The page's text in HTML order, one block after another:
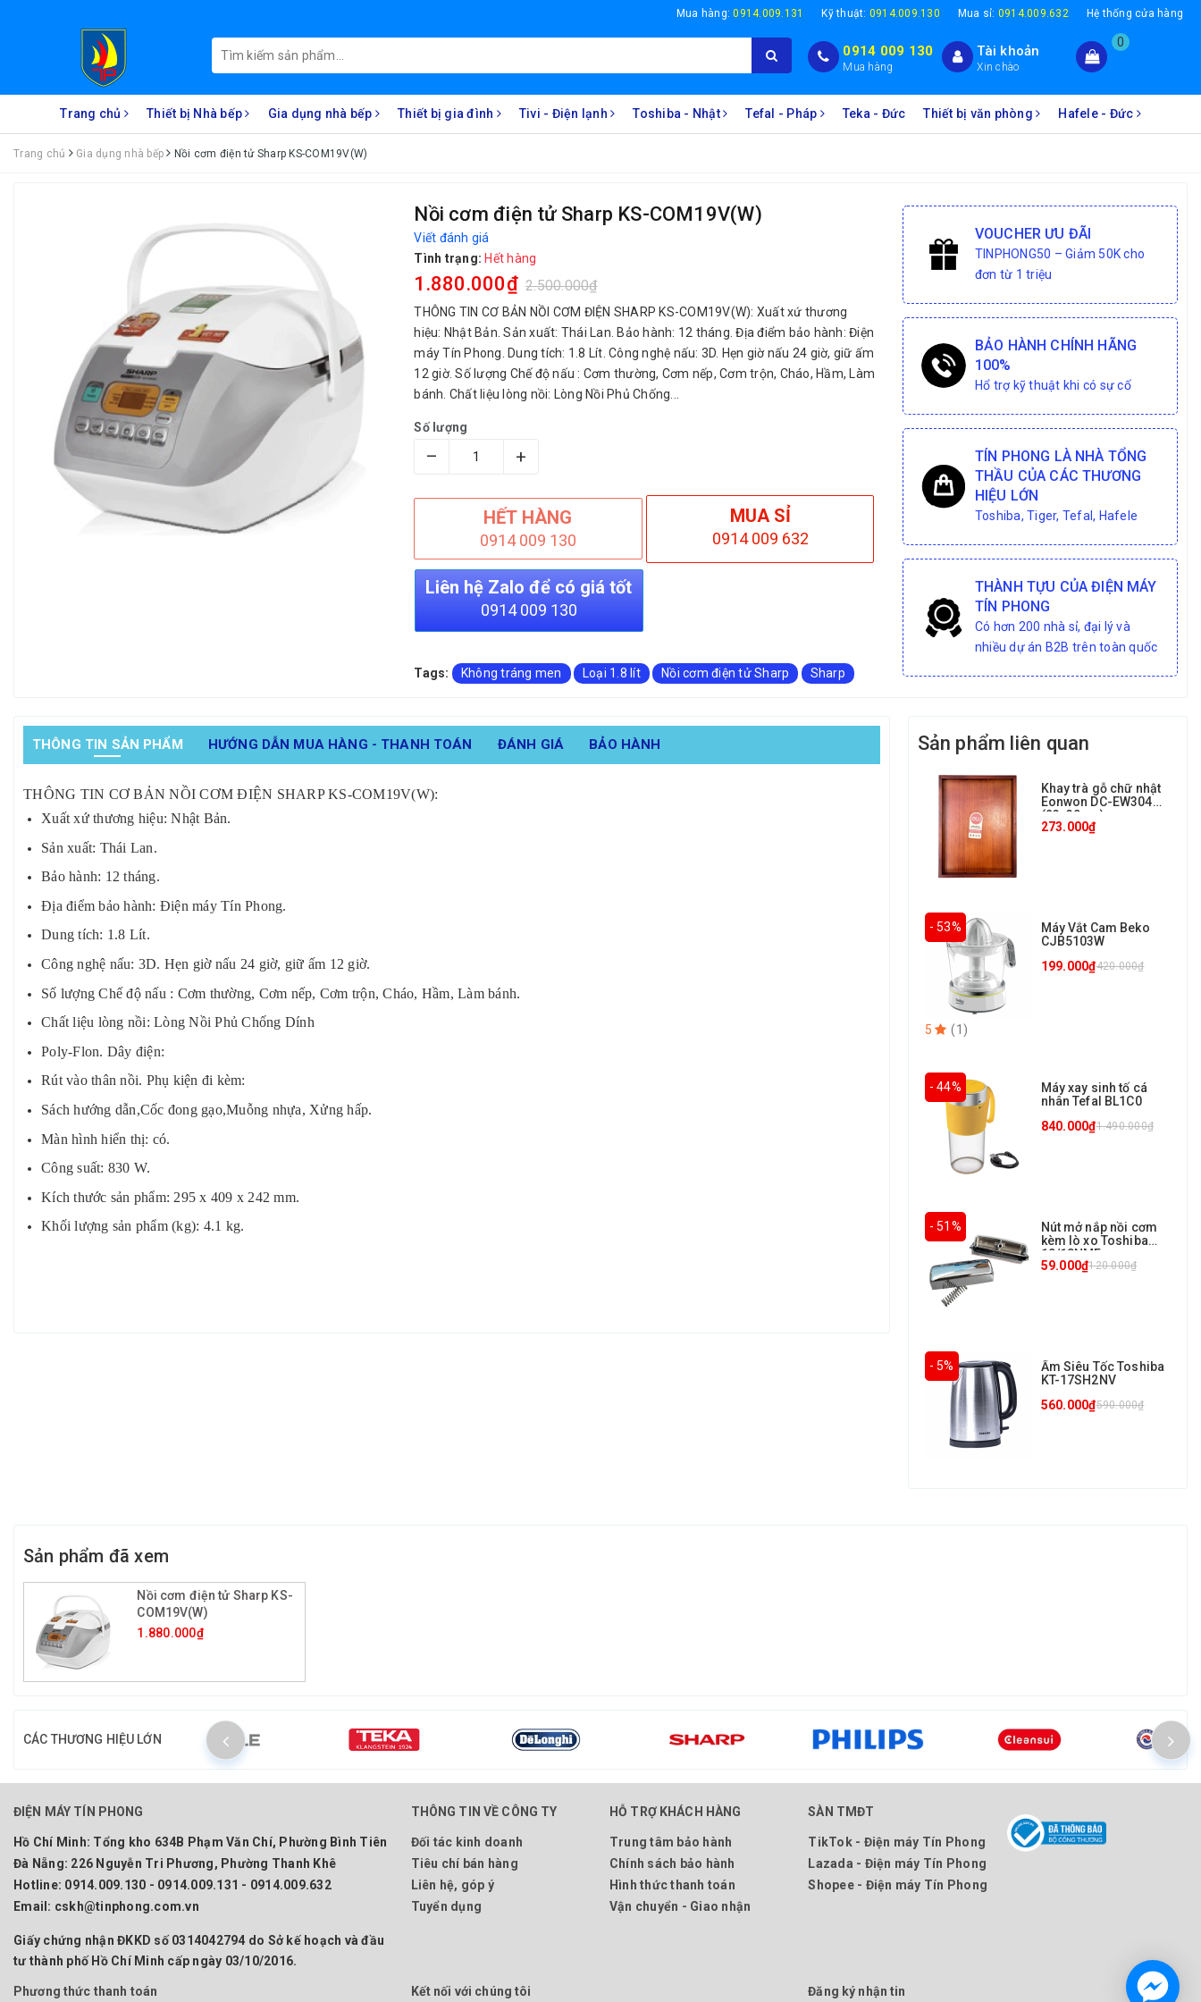
Mua hàng:0914.009.131 Kỹ thuật: 0914.009.130 Mua sỉ: 0914.009.632 Hệ thống cửa hàng
0914 009 130
Mua hàng
Tài khoản
Xin chào
0
Trang chủ Thiết bị Nhà bếp Gia dụng nhà bếp Thiết bị gia đình Tivi - Điện lạnh Toshiba - Nhật Tefal - Pháp Teka - Đức Thiết bị văn phòng Hafele - Đức
Trang chủ Gia dụng nhà bếp Nồi cơm điện tử Sharp KS-COM19V(W)
Nồi cơm điện tử Sharp KS-COM19V(W)
Viết đánh giá
Tình trạng: Hết hàng
1.880.000₫ 2.500.000₫
THÔNG TIN CƠ BẢN NỒI CƠM ĐIỆN SHARP KS-COM19V(W): Xuất xứ thương
hiệu: Nhật Bản. Sản xuất: Thái Lan. Bảo hành: 12 tháng. Địa điểm bảo hành: Điện
máy Tín Phong. Dung tích: 1.8 Lít. Công nghệ nấu: 3D. Hẹn giờ nấu 24 giờ, giữ ấm
12 giờ. Số lượng Chế độ nấu : Cơm thường, Cơm nếp, Cơm trộn, Cháo, Hầm, Làm
bánh. Chất liệu lòng nồi: Lòng Nồi Phủ Chống...
Số lượng
– +
HẾT HÀNG
0914 009 130
MUA SỈ
0914 009 632
Liên hệ Zalo để có giá tốt
0914 009 130
Tags: Không tráng men Loại 1.8 lít Nồi cơm điện tử Sharp Sharp
VOUCHER ƯU ĐÃI
TINPHONG50 – Giảm 50K cho
đơn từ 1 triệu
BẢO HÀNH CHÍNH HÃNG
100%
Hổ trợ kỹ thuật khi có sự cố
TÍN PHONG LÀ NHÀ TỔNG
THẦU CỦA CÁC THƯƠNG
HIỆU LỚN
Toshiba, Tiger, Tefal, Hafele
THÀNH TỰU CỦA ĐIỆN MÁY
TÍN PHONG
Có hơn 200 nhà sỉ, đại lý và
nhiều dự án B2B trên toàn quốc
THÔNG TIN SẢN PHẨM HƯỚNG DẪN MUA HÀNG - THANH TOÁN ĐÁNH GIÁ BẢO HÀNH
THÔNG TIN CƠ BẢN NỒI CƠM ĐIỆN SHARP KS-COM19V(W):
Xuất xứ thương hiệu: Nhật Bản.
Sản xuất: Thái Lan.
Bảo hành: 12 tháng.
Địa điểm bảo hành: Điện máy Tín Phong.
Dung tích: 1.8 Lít.
Công nghệ nấu: 3D. Hẹn giờ nấu 24 giờ, giữ ấm 12 giờ.
Số lượng Chế độ nấu : Cơm thường, Cơm nếp, Cơm trộn, Cháo, Hầm, Làm bánh.
Chất liệu lòng nồi: Lòng Nồi Phủ Chống Dính
Poly-Flon. Dây điện:
Rút vào thân nồi. Phụ kiện đi kèm:
Sách hướng dẫn,Cốc đong gạo,Muỗng nhựa, Xửng hấp.
Màn hình hiển thị: có.
Công suất: 830 W.
Kích thước sản phẩm: 295 x 409 x 242 mm.
Khối lượng sản phẩm (kg): 4.1 kg.
Sản phẩm liên quan
Khay trà gỗ chữ nhật
Eonwon DC-EW304
(23x30cm)
273.000₫
- 53%
Máy Vắt Cam Beko
CJB5103W
420.000₫
199.000₫
5 (1 )
- 44%
Máy xay sinh tố cá
nhân Tefal BL1C0
1.490.000₫
840.000₫
- 51%
Nút mở nắp nồi cơm
kèm lò xo Toshiba
10/18NMF
120.000₫
59.000₫
- 5%
Ấm Siêu Tốc Toshiba
KT-17SH2NV
590.000₫
560.000₫
Sản phẩm đã xem
Nồi cơm điện tử Sharp KS-
COM19V(W)
1.880.000₫
CÁC THƯƠNG HIỆU LỚN
ĐIỆN MÁY TÍN PHONG
Hồ Chí Minh: Tổng kho 634B Phạm Văn Chí, Phường Bình Tiên
Đà Nẵng: 226 Nguyễn Tri Phương, Phường Thanh Khê
Hotline: 0914.009.130 - 0914.009.131 - 0914.009.632
Email: cskh@tinphong.com.vn
Giấy chứng nhận ĐKKD số 0314042794 do Sở kế hoạch và đầu
tư thành phố Hồ Chí Minh cấp ngày 03/10/2016.
THÔNG TIN VỀ CÔNG TY
Đối tác kinh doanh
Tiêu chí bán hàng
Liên hệ, góp ý
Tuyển dụng
HỖ TRỢ KHÁCH HÀNG
Trung tâm bảo hành
Chính sách bảo hành
Hình thức thanh toán
Vận chuyển - Giao nhận
SÀN TMĐT
TikTok - Điện máy Tín Phong
Lazada - Điện máy Tín Phong
Shopee - Điện máy Tín Phong
Phương thức thanh toán Kết nối với chúng tôi Đăng ký nhận tin